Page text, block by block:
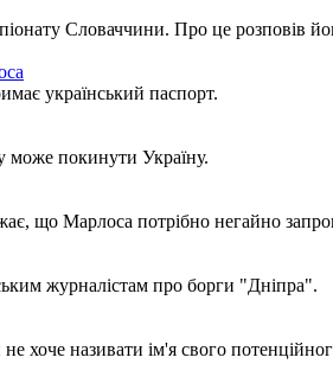
Словаччини. Про це розповів
український паспорт.
може покинути Україну.
що Марлоса потрібно негайно
журналістам про борги "Дніпра".
хоче називати ім'я свого